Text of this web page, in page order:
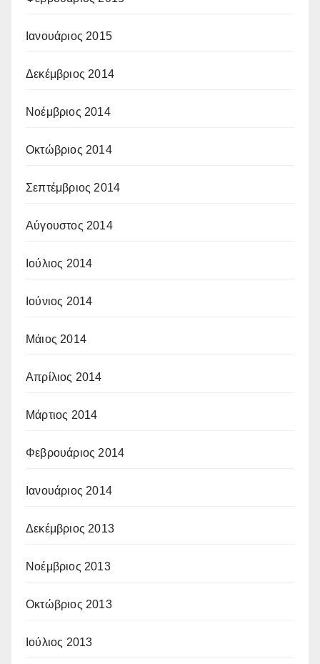
Ιανουάριος 2015
Δεκέμβριος 2014
Νοέμβριος 2014
Οκτώβριος 2014
Σεπτέμβριος 2014
Αύγουστος 2014
Ιούλιος 2014
Ιούνιος 2014
Μάιος 2014
Απρίλιος 2014
Μάρτιος 2014
Φεβρουάριος 2014
Ιανουάριος 2014
Δεκέμβριος 2013
Νοέμβριος 2013
Οκτώβριος 2013
Ιούλιος 2013